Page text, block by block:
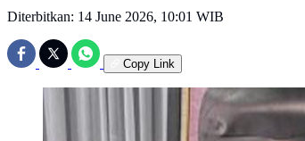
Diterbitkan: 14 June 2026, 10:01 WIB
Copy Link